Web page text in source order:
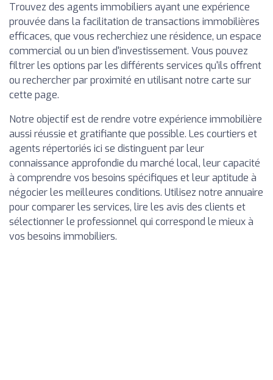
Trouvez des agents immobiliers ayant une expérience
prouvée dans la facilitation de transactions immobilières
efficaces, que vous recherchiez une résidence, un espace
commercial ou un bien d'investissement. Vous pouvez
filtrer les options par les différents services qu'ils offrent
ou rechercher par proximité en utilisant notre carte sur
cette page.
Notre objectif est de rendre votre expérience immobilière
aussi réussie et gratifiante que possible. Les courtiers et
agents répertoriés ici se distinguent par leur
connaissance approfondie du marché local, leur capacité
à comprendre vos besoins spécifiques et leur aptitude à
négocier les meilleures conditions. Utilisez notre annuaire
pour comparer les services, lire les avis des clients et
sélectionner le professionnel qui correspond le mieux à
vos besoins immobiliers.